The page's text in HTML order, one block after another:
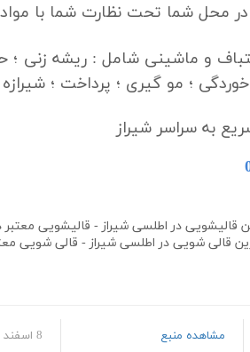
محل شما تحت نظارت شما با
و ماشینی شامل : ریشه زنی ؛
؛ مو گیری ؛ پرداخت ؛ شیرازه
به سراسر شیراز
قالیشویی در اطلسی شیراز - قالیشویی معتبر
قالی شویی در اطلسی شیراز - قالی شویی
مشاهده منبع 8 اسفند 1400 - 22:32